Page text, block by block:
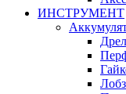
ИНСТРУМЕНТ